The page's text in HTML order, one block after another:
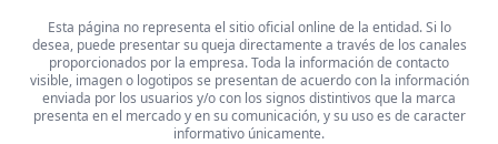
Esta página no representa el sitio oficial online de la entidad. Si lo
desea, puede presentar su queja directamente a través de los canales
proporcionados por la empresa. Toda la información de contacto
visible, imagen o logotipos se presentan de acuerdo con la información
enviada por los usuarios y/o con los signos distintivos que la marca
presenta en el mercado y en su comunicación, y su uso es de caracter
informativo únicamente.